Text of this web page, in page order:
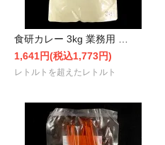
食研カレー 3kg 業務用 …
1,641円(税込1,773円)
レトルトを超えたレトルト